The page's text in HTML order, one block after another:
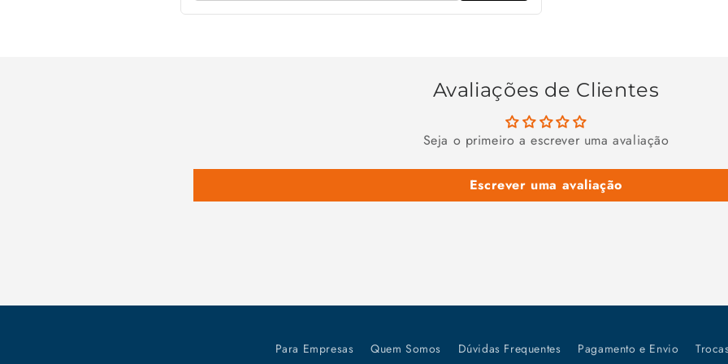
Avaliações de Clientes
Seja o primeiro a escrever uma avaliação
Escrever uma avaliação
Para Empresas Quem Somos Dúvidas Frequentes Pagamento e Envio